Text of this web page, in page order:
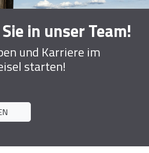
in unser Team!
und Karriere im
starten!